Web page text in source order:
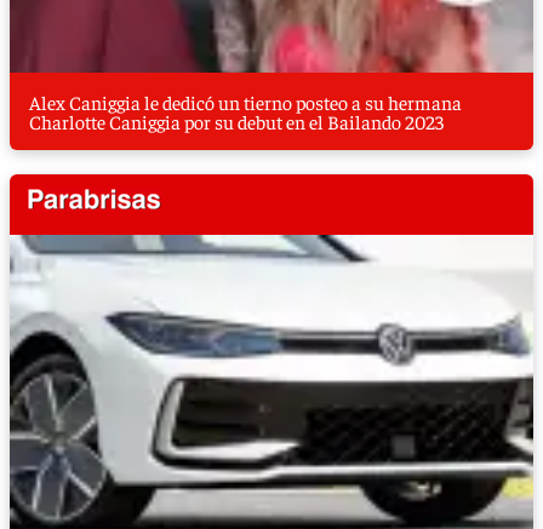
Alex Caniggia le dedicó un tierno posteo a su hermana
Charlotte Caniggia por su debut en el Bailando 2023